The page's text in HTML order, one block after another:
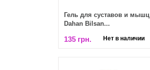
Гель для суставов и мышц
Dahan Bilsan...
135 грн. Нет в наличии